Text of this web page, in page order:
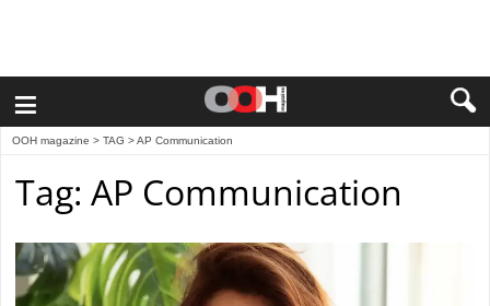
≡
OOH magazine > TAG > AP Communication
Tag: AP Communication